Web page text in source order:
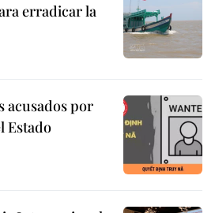
erradicar la
acusados por
Estado